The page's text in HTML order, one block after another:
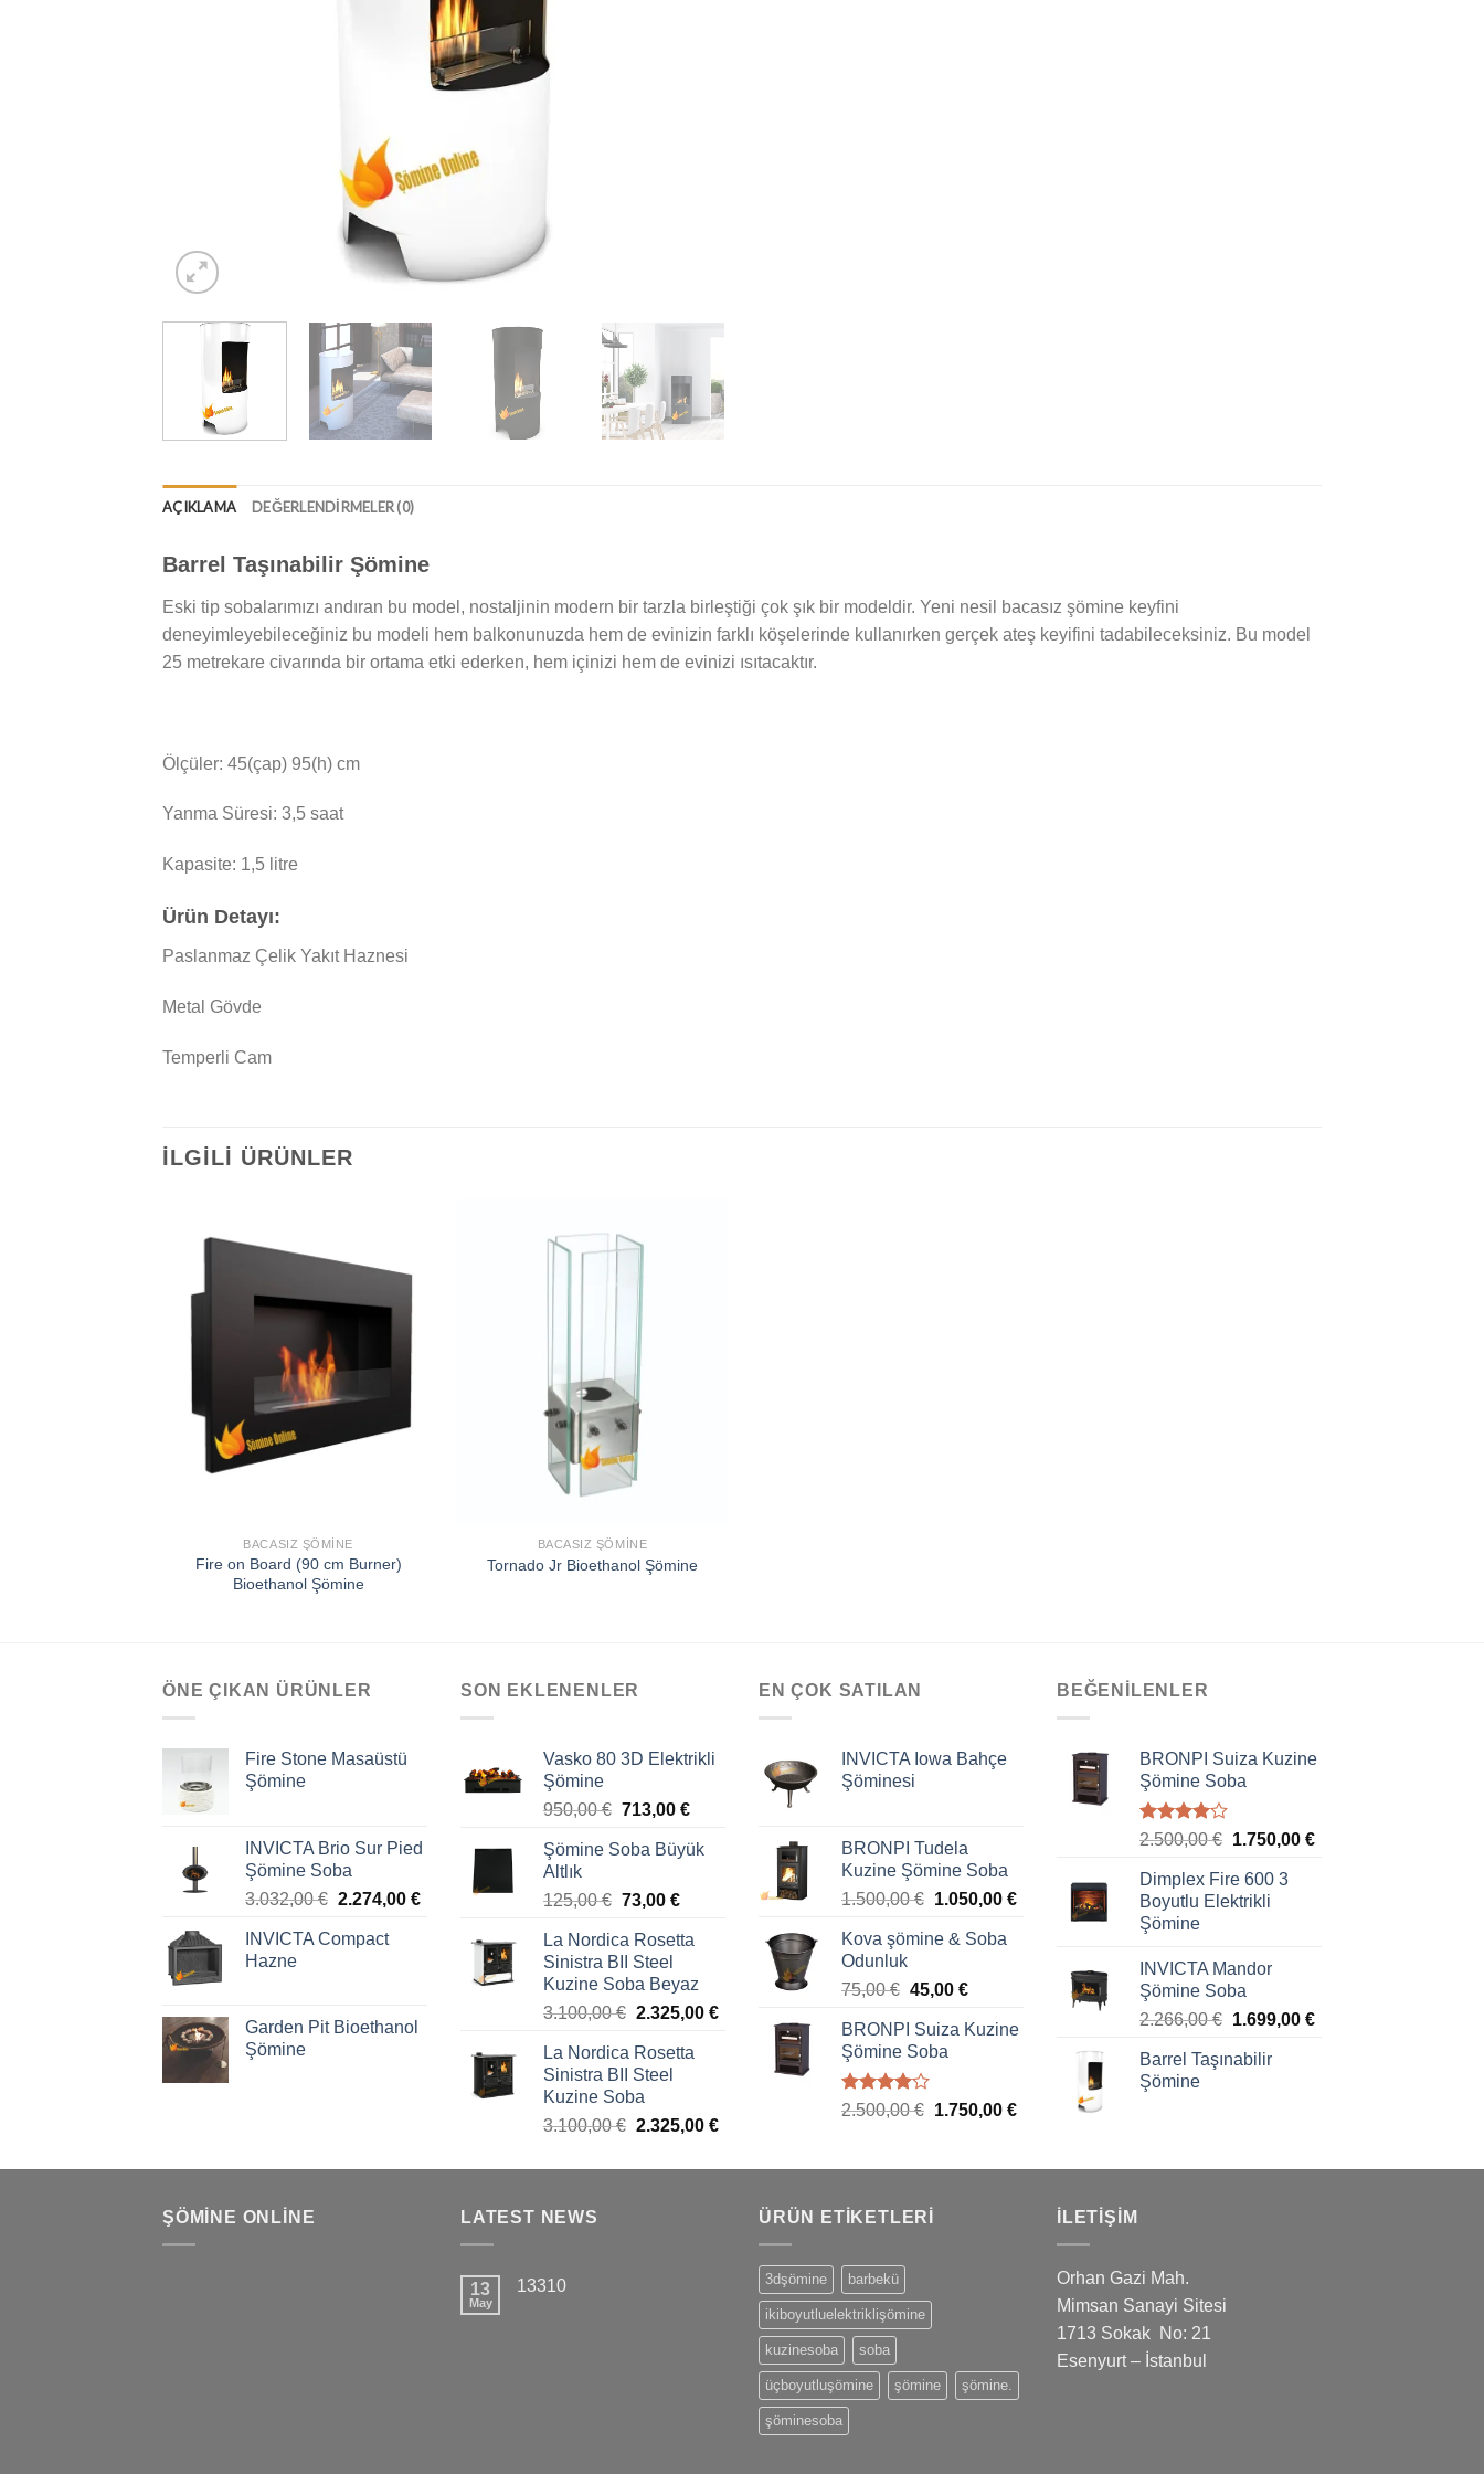
AÇIKLAMA DEĞERLENDIRMELER (0)
Barrel Taşınabilir Şömine
Eski tip sobalarımızı andıran bu model, nostaljinin modern bir tarzla birleştiği çok şık bir modeldir. Yeni nesil bacasız şömine keyfini
deneyimleyebileceğiniz bu modeli hem balkonunuzda hem de evinizin farklı köşelerinde kullanırken gerçek ateş keyifini tadabileceksiniz. Bu model
25 metrekare civarında bir ortama etki ederken, hem içinizi hem de evinizi ısıtacaktır.
Ölçüler: 45(çap) 95(h) cm
Yanma Süresi: 3,5 saat
Kapasite: 1,5 litre
Ürün Detayı:
Paslanmaz Çelik Yakıt Haznesi
Metal Gövde
Temperli Cam
İLGILI ÜRÜNLER
İSTEK
BACASIZ ŞÖMINE
Fire on Board (90 cm Burner)
Bioethanol Şömine
BACASIZ ŞÖMINE
Tornado Jr Bioethanol Şömine
ÖNE ÇIKAN ÜRÜNLER
Fire Stone Masaüstü
Şömine
INVICTA Brio Sur Pied
Şömine Soba
3.032,00€ 2.274,00 €
INVICTA Compact
Hazne
Garden Pit Bioethanol
Şömine
SON EKLENENLER
Vasko 80 3D Elektrikli
Şömine
950,00€ 713,00 €
Şömine Soba Büyük
Altlık
125,00€ 73,00 €
La Nordica Rosetta
Sinistra BII Steel
Kuzine Soba Beyaz
3.100,00€ 2.325,00 €
La Nordica Rosetta
Sinistra BII Steel
Kuzine Soba
3.100,00€ 2.325,00 €
EN ÇOK SATILAN
INVICTA Iowa Bahçe
Şöminesi
BRONPI Tudela
Kuzine Şömine Soba
1.500,00€ 1.050,00 €
Kova şömine & Soba
Odunluk
75,00€ 45,00 €
BRONPI Suiza Kuzine
Şömine Soba
5
2.500,00€ 1.750,00 €
BEĞENILENLER
BRONPI Suiza Kuzine
Şömine Soba
5
4.00oy
aldı
2.500,00€ 1.750,00 €
Dimplex Fire 600 3
Boyutlu Elektrikli
Şömine
INVICTA Mandor
Şömine Soba
2.266,00€ 1.699,00 €
Barrel Taşınabilir
Şömine
ŞÖMINE ONLINE LATEST NEWS
13
May
13310
ÜRÜN ETIKETLERI
3dşömine barbekü
ikiboyutluelektriklişömine
kuzinesoba soba
üçboyutluşömine şömine şömine.
şöminesoba
İLETIŞIM
Orhan Gazi Mah.
Mimsan Sanayi Sitesi
1713 Sokak No: 21
Esenyurt – İstanbul